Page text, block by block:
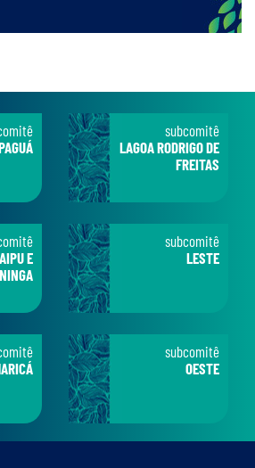
subcomitê
LAGOA RODRIGO DE
FREITAS
E
subcomitê
LESTE
subcomitê
OESTE